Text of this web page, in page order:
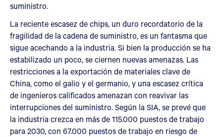
suministro.
La reciente escasez de chips, un duro recordatorio de la
fragilidad de la cadena de suministro, es un fantasma que
sigue acechando a la industria. Si bien la producción se ha
estabilizado un poco, se ciernen nuevas amenazas. Las
restricciones a la exportación de materiales clave de
China, como el galio y el germanio, y una escasez crítica
de ingenieros calificados amenazan con reavivar las
interrupciones del suministro. Según la SIA, se prevé que
la industria crezca en más de 115.000 puestos de trabajo
para 2030, con 67.000 puestos de trabajo en riesgo de